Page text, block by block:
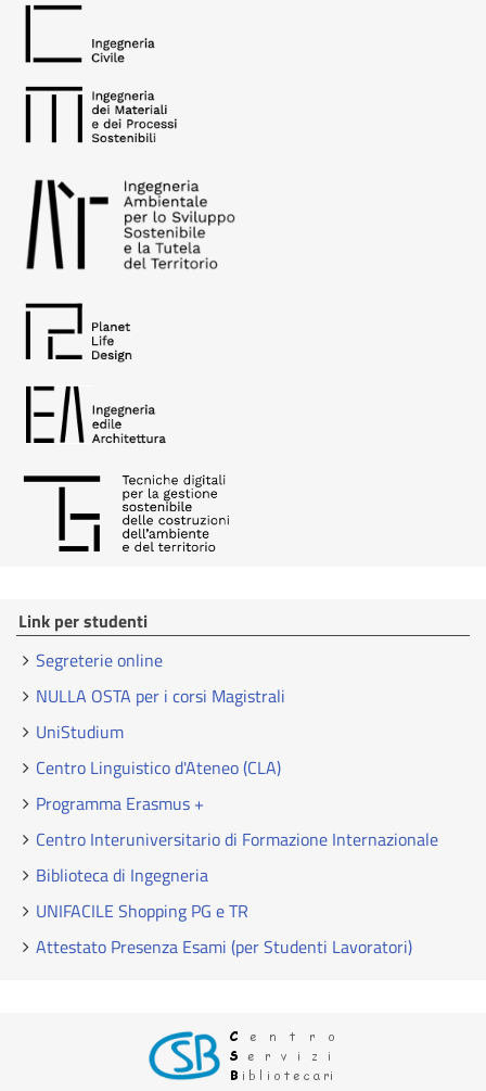
Link per studenti
Segreterie online
NULLA OSTA per i corsi Magistrali
UniStudium
Centro Linguistico d'Ateneo (CLA)
Programma Erasmus +
Centro Interuniversitario di Formazione Internazionale
Biblioteca di Ingegneria
UNIFACILE Shopping PG e TR
Attestato Presenza Esami (per Studenti Lavoratori)